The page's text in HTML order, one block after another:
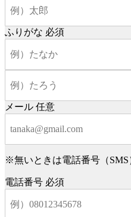
ふりがな 必須
メール 任意
※無いときは電話番号（
電話番号 必須